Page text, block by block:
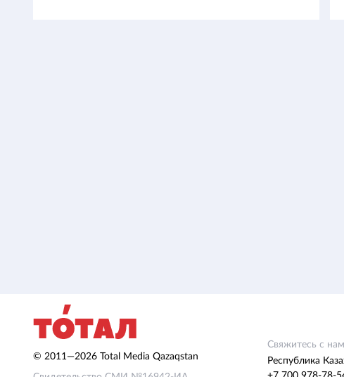
© 2011—2026 Total Media Qazaqstan
Свяжитесь с
Республика